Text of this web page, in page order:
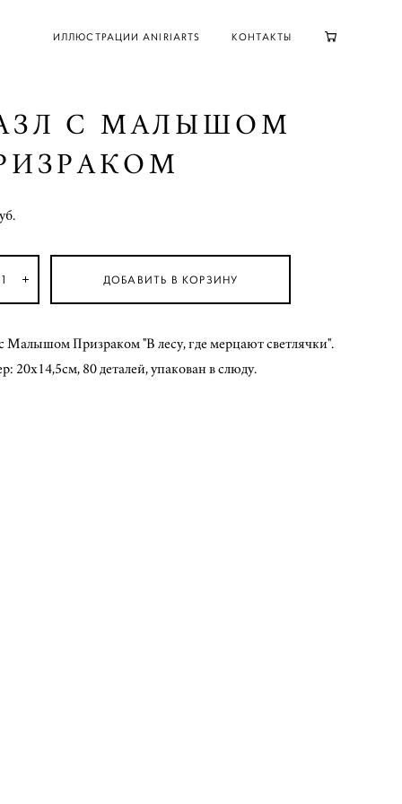
ИЛЛЮСТРАЦИИ ANIRIARTS КОНТАКТЫ
С МАЛЫШОМ
ДОБАВИТЬ В КОРЗИНУ
Малышом Призраком "В лесу, где мерцают светлячки".
20х14,5см, 80 деталей, упакован в слюду.